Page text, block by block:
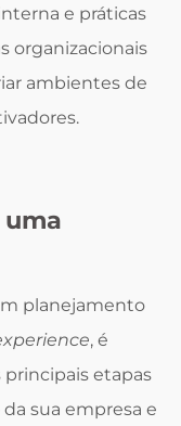
e práticas
organizacionais
ambientes de
planejamento
, é
principais etapas
sua empresa e